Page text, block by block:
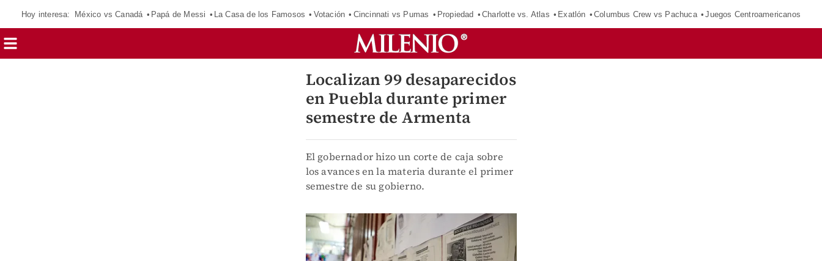
Hoy interesa: México vs Canadá Papá de Messi La Casa de los Famosos Votación Cincinnati vs Pumas Propiedad Charlotte vs. Atlas Exatlón Columbus Crew vs Pachuca Juegos Centroamericanos
Localizan 99 desaparecidos
en Puebla durante primer
semestre de Armenta
El gobernador hizo un corte de caja sobre
los avances en la materia durante el primer
semestre de su gobierno.